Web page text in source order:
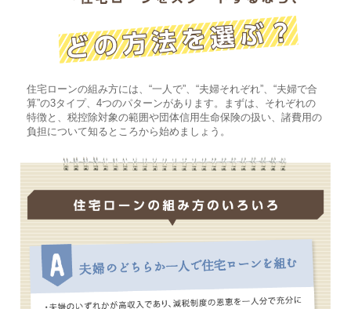
住宅ローンの組み方には、“一人で”、“夫婦それぞれ”、“夫婦で合
算”の3タイプ、4つのパターンがあります。まずは、それぞれの
特徴と、税控除対象の範囲や団体信用生命保険の扱い、諸費用の
負担について知るところから始めましょう。